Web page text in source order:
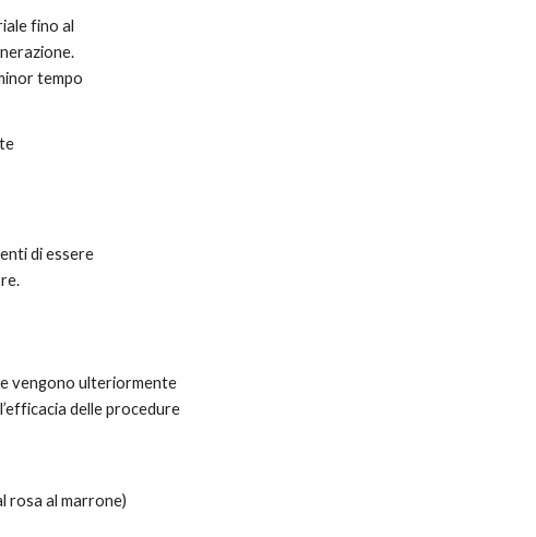
fino al
tempo
di essere
vengono ulteriormente
delle procedure
rosa al marrone)